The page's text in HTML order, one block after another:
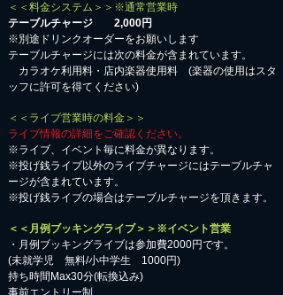
＜＜料金システム＞＞※通常営業時
テーブルチャージ 2,000円
※別途ドリンクオーダーをお願いします
テーブルチャージには次の料金が含まれています。
カラオケ利用料・店内楽器使用料 (楽器の使用はスタ
ッフに許可を得てください)
＜＜ライブ営業時の料金＞＞
ライブ情報の詳細をご確認ください。
※ライブ、イベント毎に料金が異なります。
※投げ銭ライブ以外のライブチャージにはテーブルチャ
ージが含まれています。
※投げ銭ライブの場合はテーブルチャージを頂きます。
＜＜月例ブッキングライブ＞＞※イベント営業
・月例ブッキングライブは参加費2000円です。
​(未就学児 無料/小中学生 1000円)
持ち時間Max30分(転換込み)
事前エントリー制